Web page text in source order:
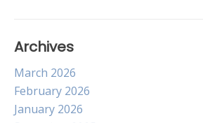
Archives
March 2026
February 2026
January 2026